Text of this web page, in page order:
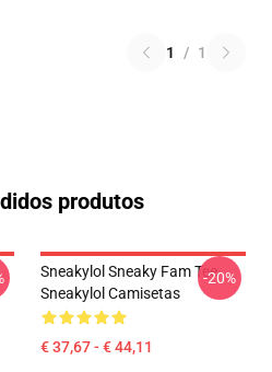
1 / 1
produtos
Sneakylol Sneaky Fam Tee
Sneakylol Camisetas
€ 37,67 - € 44,11
-20%